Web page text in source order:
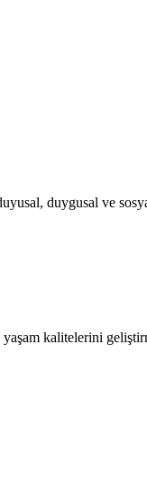
duygusal ve
kalitelerini